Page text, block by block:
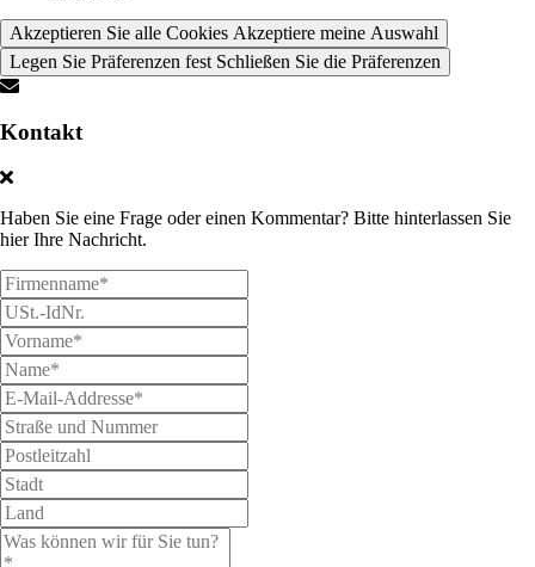
Akzeptieren Sie alle Cookies Akzeptiere meine Auswahl
Legen Sie Präferenzen fest Schließen Sie die Präferenzen
Kontakt
Haben Sie eine Frage oder einen Kommentar? Bitte hinterlassen Sie
hier Ihre Nachricht.